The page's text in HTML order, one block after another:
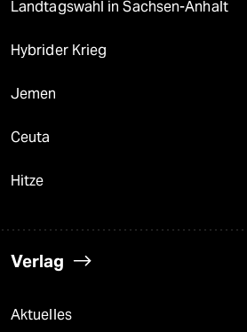
Landtagswahl in Sachsen-Anhalt
Hybrider Krieg
Jemen
Ceuta
Hitze
Verlag
Aktuelles